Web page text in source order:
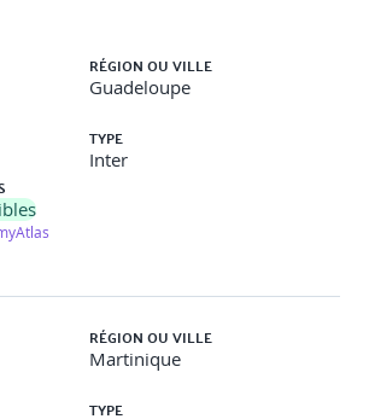
incrémentalement
place une application Vue.js simple sans
un message dynamique ("Hello World")
les bases de la liaison de données (data
Vue.js.
RÉGION OU VILLE
Guadeloupe
TYPE
Inter
RÉGION OU VILLE
Martinique
TYPE